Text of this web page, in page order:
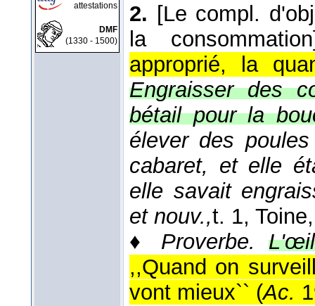
attestations
DMF
(1330 - 1500)
2. [Le compl.
la
approprié, la
Engraisser des
bétail pour la
élever des
cabaret, et elle
elle savait
et nouv.,t. 1, Toine
♦ Proverbe.
,,Quand on
vont mieux`` (Ac.